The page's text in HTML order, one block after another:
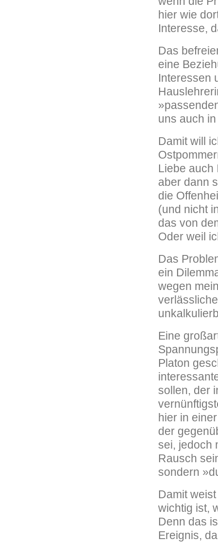
hier wie
Interesse,
Das
eine
Interessen
uns auch
Damit will
Liebe auch
aber dann
die
(und nicht
das von
Oder weil
Das
ein
wegen
Eine
Platon
sollen, der
hier in
der
sei, jedoch
Rausch
sondern
Damit
wichtig ist,
Denn das
Ereignis,